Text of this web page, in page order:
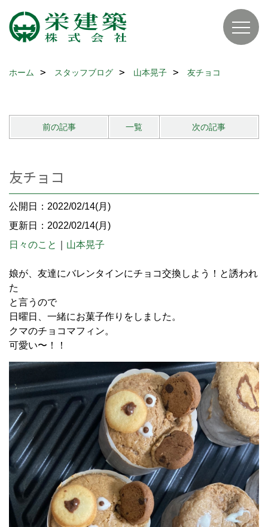
ホーム スタッフブログ 山本晃子 友チョコ
前の記事 一覧 次の記事
友チョコ
公開日：2022/02/14(月)
更新日：2022/02/14(月)
日々のこと
山本晃子
娘が、友達にバレンタインにチョコ交換しよう！と誘われ
た
と言うので
日曜日、一緒にお菓子作りをしました。
クマのチョコマフィン。
可愛い〜！！